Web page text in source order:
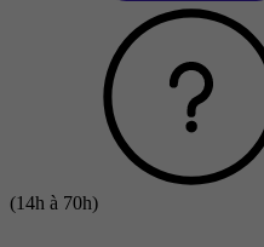
(14h à 70h)